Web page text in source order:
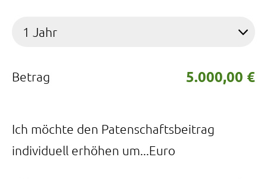
1 Jahr
Betrag 5.000,00 €
Ich möchte den Patenschaftsbeitrag
individuell erhöhen um...Euro